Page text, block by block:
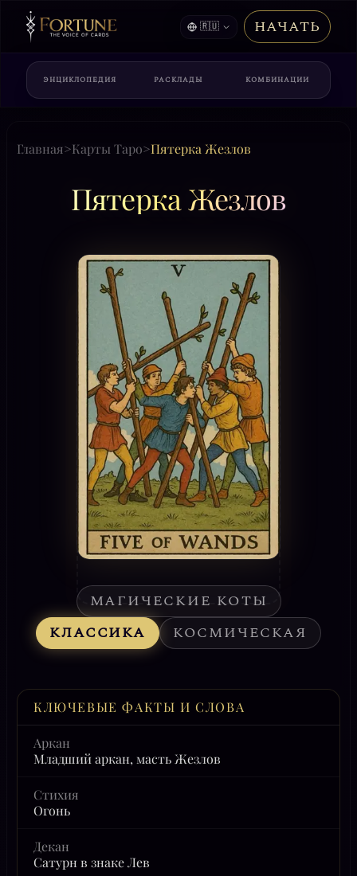
🇷🇺 НАЧАТЬ
ЭНЦИКЛОПЕДИЯ РАСКЛАДЫ КОМБИНАЦИИ
Главная>Карты Таро>Пятерка Жезлов
Пятерка Жезлов
МАГИЧЕСКИЕ КОТЫ
КЛАССИКА
КОСМИЧЕСКАЯ
КЛЮЧЕВЫЕ ФАКТЫ И СЛОВА
Аркан
Младший аркан, масть Жезлов
Стихия
Огонь
Декан
Сатурн в знаке Лев